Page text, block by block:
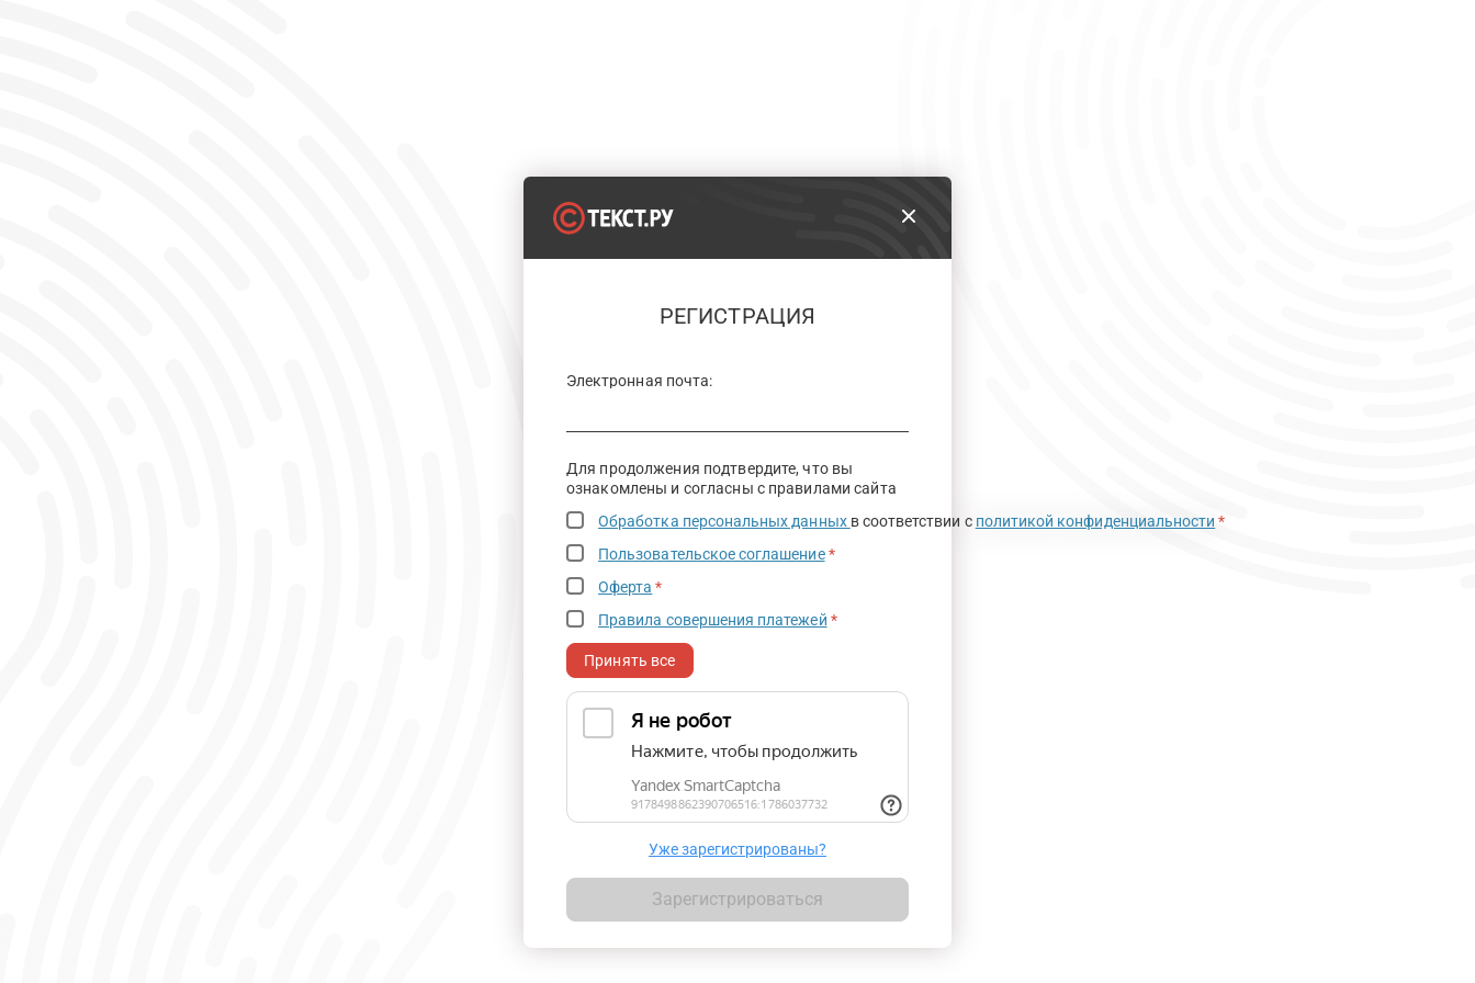
РЕГИСТРАЦИЯ
Электронная почта:
Для продолжения подтвердите, что вы
ознакомлены и согласны с правилами сайта
Обработка персональных данных в соответствии с политикой конфиденциальности *
Пользовательское соглашение *
Оферта *
Правила совершения платежей *
Принять все
Уже зарегистрированы?
Зарегистрироваться